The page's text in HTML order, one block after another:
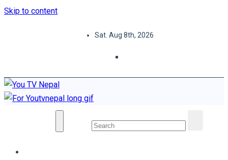
Skip to content
Sat. Aug 8th, 2026